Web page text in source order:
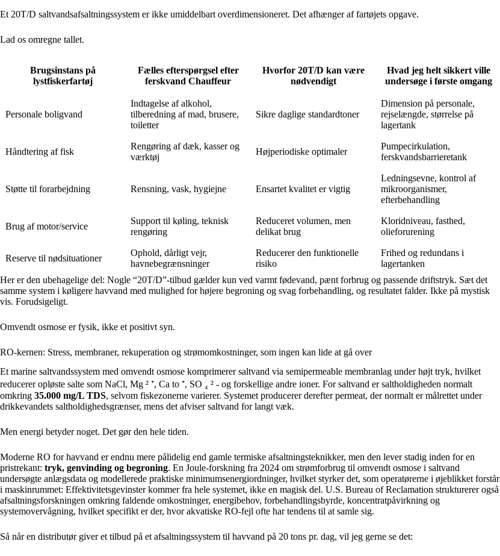
Et 20T/D saltvandsafsaltningssystem er ikke umiddelbart overdimensioneret. Det afhænger af fartøjets opgave.
Lad os omregne tallet.
Brugsinstans på
lystfiskerfartøj
Fælles efterspørgsel efter
ferskvand Chauffeur
Hvorfor 20T/D kan være
nødvendigt
Hvad jeg helt sikkert ville
undersøge i første omgang
Personale boligvand
Indtagelse af alkohol,
tilberedning af mad, brusere,
toiletter
Sikre daglige standardtoner
Dimension på personale,
rejselængde, størrelse på
lagertank
Håndtering af fisk
Rengøring af dæk, kasser og
værktøj
Højperiodiske optimaler
Pumpecirkulation,
ferskvandsbarrieretank
Støtte til forarbejdning Rensning, vask, hygiejne Ensartet kvalitet er vigtig
Ledningsevne, kontrol af
mikroorganismer,
efterbehandling
Brug af motor/service
Support til køling, teknisk
rengøring
Reduceret volumen, men
delikat brug
Kloridniveau, fasthed,
olieforurening
Reserve til nødsituationer
Ophold, dårligt vejr,
havnebegrænsninger
Reducerer den funktionelle
risiko
Frihed og redundans i
lagertanken
Her er den ubehagelige del: Nogle “20T/D”-tilbud gælder kun ved varmt fødevand, pænt forbrug og passende driftstryk. Sæt det
samme system i køligere havvand med mulighed for højere begroning og svag forbehandling, og resultatet falder. Ikke på mystisk
vis. Forudsigeligt.
Omvendt osmose er fysik, ikke et positivt syn.
RO-kernen: Stress, membraner, rekuperation og strømomkostninger, som ingen kan lide at gå over
Et marine saltvandssystem med omvendt osmose komprimerer saltvand via semipermeable membranlag under højt tryk, hvilket
reducerer opløste salte som NaCl, Mg ² ⁺, Ca to ⁺, SO ₄ ² - og forskellige andre ioner. For saltvand er saltholdigheden normalt
omkring 35.000 mg/L TDS, selvom fiskezonerne varierer. Systemet producerer derefter permeat, der normalt er målrettet under
drikkevandets saltholdighedsgrænser, mens det afviser saltvand for langt væk.
Men energi betyder noget. Det gør den hele tiden.
Moderne RO for havvand er endnu mere pålidelig end gamle termiske afsaltningsteknikker, men den lever stadig inden for en
pristrekant: tryk, genvinding og begroning. En Joule-forskning fra 2024 om strømforbrug til omvendt osmose i saltvand
undersøgte anlægsdata og modellerede praktiske minimumsenergiordninger, hvilket styrker det, som operatørerne i øjeblikket forstår
i maskinrummet: Effektivitetsgevinster kommer fra hele systemet, ikke en magisk del. U.S. Bureau of Reclamation strukturerer også
afsaltningsforskningen omkring faldende omkostninger, energibehov, forbehandlingsbyrde, koncentratpåvirkning og
systemovervågning, hvilket specifikt er der, hvor akvatiske RO-fejl ofte har tendens til at samle sig.
Så når en distributør giver et tilbud på et afsaltningssystem til havvand på 20 tons pr. dag, vil jeg gerne se det: